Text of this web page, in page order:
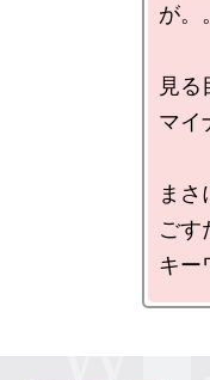
が。。
見る
マイ
ま
ごす